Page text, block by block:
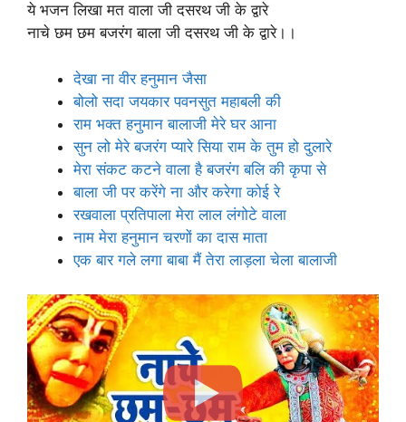
ये भजन लिखा मत वाला जी दसरथ जी के द्वारे
नाचे छम छम बजरंग बाला जी दसरथ जी के द्वारे।।
देखा ना वीर हनुमान जैसा
बोलो सदा जयकार पवनसुत महाबली की
राम भक्त हनुमान बालाजी मेरे घर आना
सुन लो मेरे बजरंग प्यारे सिया राम के तुम हो दुलारे
मेरा संकट कटने वाला है बजरंग बलि की कृपा से
बाला जी पर करेंगे ना और करेगा कोई रे
रखवाला प्रतिपाला मेरा लाल लंगोटे वाला
नाम मेरा हनुमान चरणों का दास माता
एक बार गले लगा बाबा मैं तेरा लाड़ला चेला बालाजी